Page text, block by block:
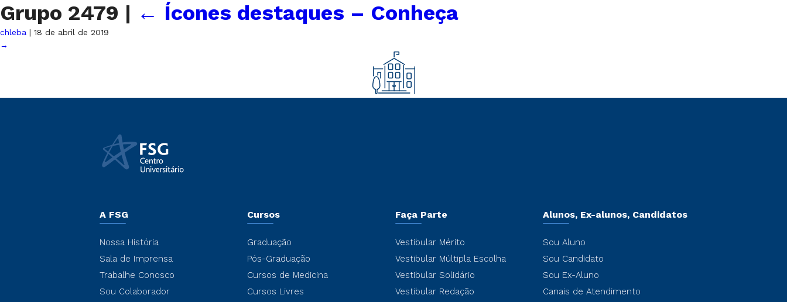
Grupo 2479 | ← Ícones destaques – Conheça
chleba | 18 de abril de 2019
→
A FSG
Nossa História
Sala de Imprensa
Trabalhe Conosco
Sou Colaborador
Cursos
Graduação
Pós-Graduação
Cursos de Medicina
Cursos Livres
Faça Parte
Vestibular Mérito
Vestibular Múltipla Escolha
Vestibular Solidário
Vestibular Redação
Alunos, Ex-alunos, Candidatos
Sou Aluno
Sou Candidato
Sou Ex-Aluno
Canais de Atendimento